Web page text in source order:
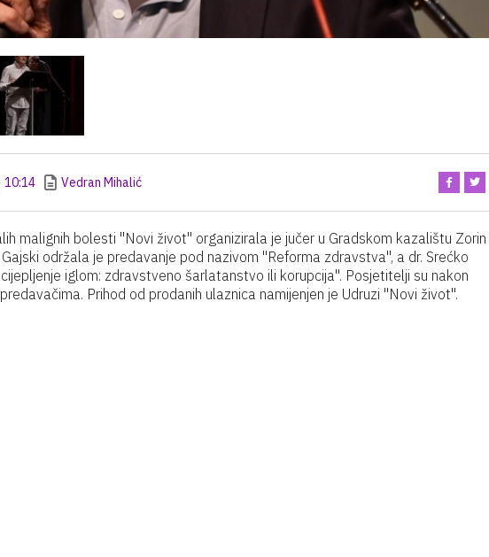
10:14 Vedran Mihalić
malignih bolesti "Novi život" organizirala je jučer u Gradskom kazalištu Zorin
održala je predavanje pod nazivom "Reforma zdravstva", a dr. Srećko
iglom: zdravstveno šarlatanstvo ili korupcija". Posjetitelji su nakon
Prihod od prodanih ulaznica namijenjen je Udruzi "Novi život".